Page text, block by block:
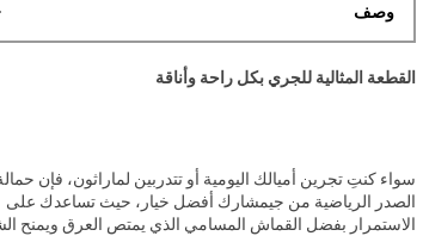
وصف
القطعة المثالية للجري بكل راحة وأناقة
سواء كنتِ تجرين أميالك اليومية أو تتدربين لماراثون، فإن
الصدر الرياضية من جيمشارك أفضل خيار، حيث تساعدك على
الاستمرار بفضل القماش المسامي الذي يمتص العرق ويمنح